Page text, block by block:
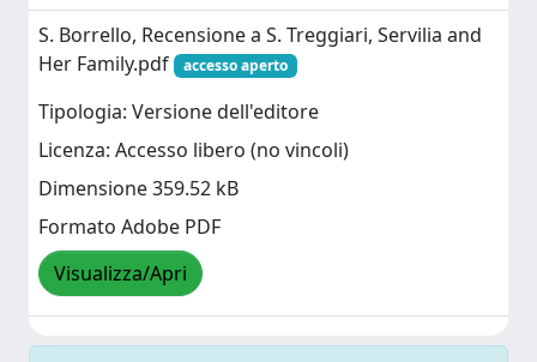
S. Borrello, Recensione a S. Treggiari, Servilia and
Her Family.pdf
accesso aperto
Tipologia: Versione dell'editore
Licenza: Accesso libero (no vincoli)
Dimensione 359.52 kB
Formato Adobe PDF
Visualizza/Apri